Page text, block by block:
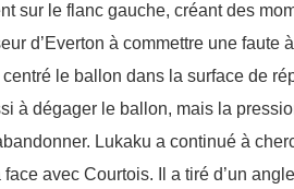
sur le flanc gauche, créant des
d’Everton à commettre une faute
le ballon dans la surface de
à dégager le ballon, mais la
Lukaku a continué à
avec Courtois. Il a tiré d’un